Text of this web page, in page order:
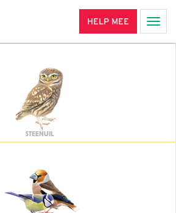
HELP MEE
STEENUIL